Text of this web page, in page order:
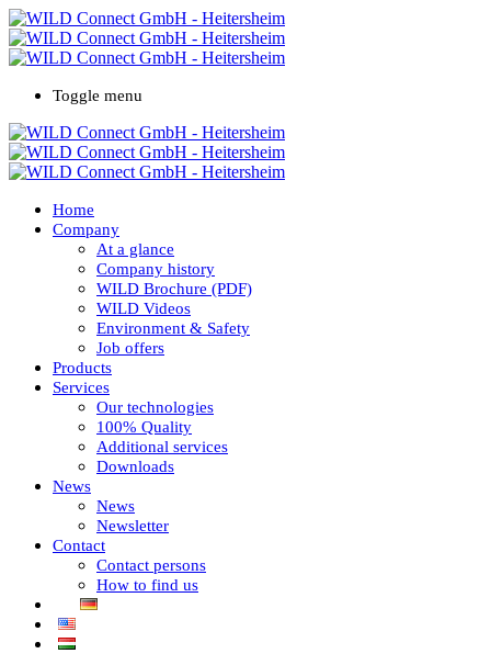
Toggle menu
Home
Company
At a glance
Company history
WILD Brochure (PDF)
WILD Videos
Environment & Safety
Job offers
Products
Services
Our technologies
100% Quality
Additional services
Downloads
News
News
Newsletter
Contact
Contact persons
How to find us